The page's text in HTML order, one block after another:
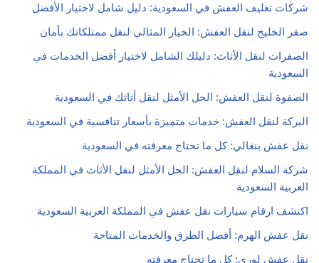
شركات تغليف العفش في السعودية: دليل شامل لاختيار الأفضل
صقر الخليج لنقل العفش: الخيار المثالي لنقل ممتلكاتك بأمان
الصفرات لنقل الأثاث: دليلك الشامل لاختيار أفضل الخدمات في
السعودية
الصفوة لنقل العفش: الحل الأمثل لنقل أثاثك في السعودية
البركة لنقل العفش: خدمات متميزة بأسعار تنافسية في السعودية
نقل عفش بنغالي: كل ما تحتاج معرفته في السعودية
شركة السلام لنقل العفش: الحل الأمثل لنقل الأثاث في المملكة
العربية السعودية
اكتشف ارقام سيارات نقل عفش في المملكة العربية السعودية
نقل عفش الهرم: أفضل الطرق والخدمات المتاحة
نقل عفش لوري: كل ما تحتاج معرفته